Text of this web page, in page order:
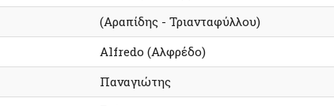
(Αραπίδης - Τριανταφύλλου)
Alfredo (Αλφρέδο)
Παναγιώτης